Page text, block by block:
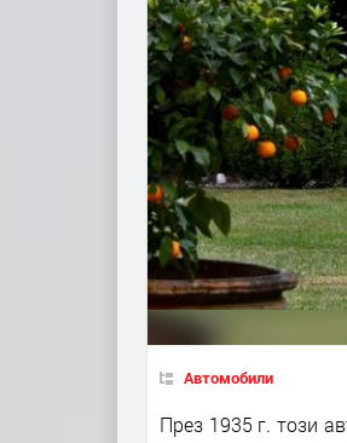
Автомобили
През 1935 г. този